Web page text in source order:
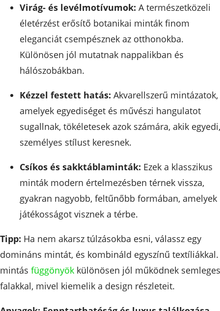
Virág- és levélmotívumok: A természetközeli
életérzést erősítő botanikai minták finom
eleganciát csempésznek az otthonokba.
Különösen jól mutatnak nappalikban és
hálószobákban.
Kézzel festett hatás: Akvarellszerű mintázatok,
amelyek egyediséget és művészi hangulatot
sugallnak, tökéletesek azok számára, akik egyedi,
személyes stílust keresnek.
Csíkos és sakktáblaminták: Ezek a klasszikus
minták modern értelmezésben térnek vissza,
gyakran nagyobb, feltűnőbb formában, amelyek
játékosságot visznek a térbe.
Tipp: Ha nem akarsz túlzásokba esni, válassz egy
domináns mintát, és kombináld egyszínű textíliákkal.
mintás függönyök különösen jól működnek semleges
falakkal, mivel kiemelik a design részleteit.